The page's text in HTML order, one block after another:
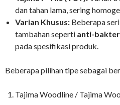
dan tahan lama, sering
Varian Khusus: Beberapa
tambahan seperti anti-
pada spesifikasi produk.
Beberapa pilihan tipe sebagai
Tajima Woodline / Tajima